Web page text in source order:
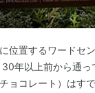
位置するワードセ
年以上前から通
ョコレート）はす